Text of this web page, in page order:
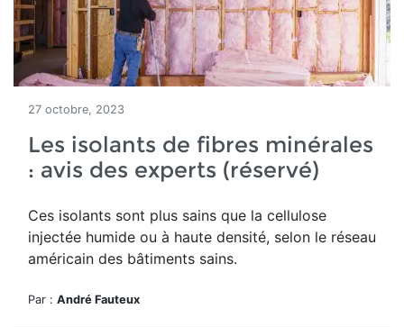
27 octobre, 2023
Les isolants de fibres minérales
: avis des experts (réservé)
Ces isolants sont plus sains que la cellulose
injectée humide ou à haute densité, selon le réseau
américain des bâtiments sains.
Par : André Fauteux